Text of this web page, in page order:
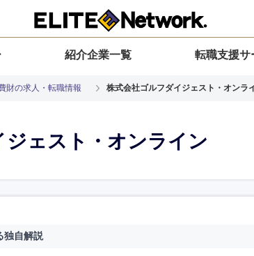
紹介企業一覧 転職支援サ
財の求人・転職情報 株式会社ゴルフダイジェスト・オンラ
ェスト・オンライン
独自解説